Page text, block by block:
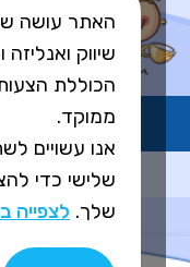
Elevate
שיווק ואנליזה
הכוללת הצעות
ממוקד.
אנו עשויים
שלישי כדי
שלך.לצפייה